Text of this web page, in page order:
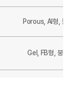
Porous, Al형, 불소
Gel, FB형, 붕소